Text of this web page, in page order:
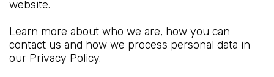
website.
Learn more about who we are, how you can
contact us and how we process personal data in
our Privacy Policy.